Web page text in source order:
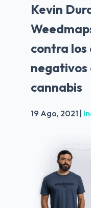
Kevin
contra
cannabis
19 Ago, 2021 |